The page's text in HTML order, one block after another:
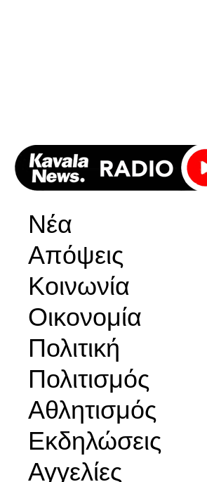
Νέα
Απόψεις
Κοινωνία
Οικονομία
Πολιτική
Πολιτισμός
Αθλητισμός
Εκδηλώσεις
Αγγελίες